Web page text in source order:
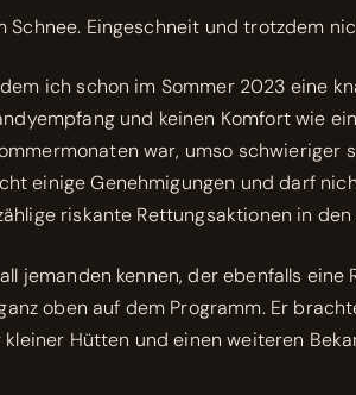
ich schon im Sommer 2023 eine
und keinen Komfort wie
war, umso schwieriger
einige Genehmigungen und darf
riskante Rettungsaktionen in
jemanden kennen, der ebenfalls eine
oben auf dem Programm. Er
Hütten und einen weiteren